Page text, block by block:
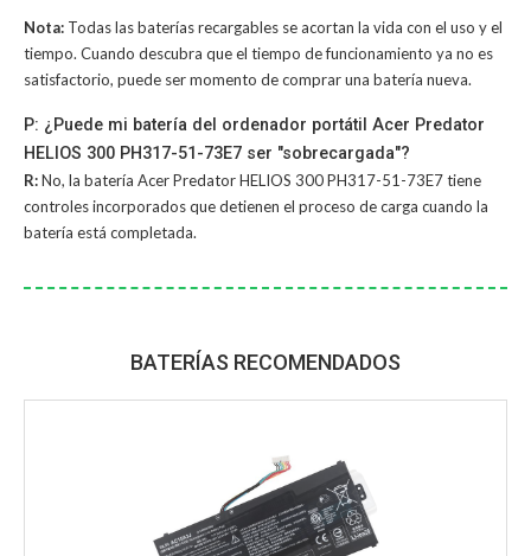
Nota: Todas las baterías recargables se acortan la vida con el uso y el
tiempo. Cuando descubra que el tiempo de funcionamiento ya no es
satisfactorio, puede ser momento de comprar una batería nueva.
P: ¿Puede mi batería del ordenador portátil Acer Predator
HELIOS 300 PH317-51-73E7 ser "sobrecargada"?
R:No, la batería Acer Predator HELIOS 300 PH317-51-73E7tiene
controles incorporados que detienen el proceso de carga cuando la
batería está completada.
BATERÍAS RECOMENDADOS